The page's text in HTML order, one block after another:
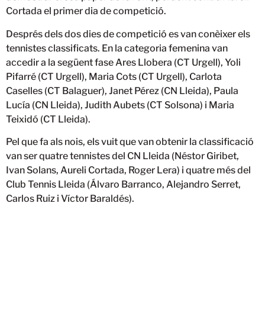
Cortada el primer dia de competició.
Després dels dos dies de competició es van conèixer els
tennistes classificats. En la categoria femenina van
accedir a la següent fase Ares Llobera (CT Urgell), Yoli
Pifarré (CT Urgell), Maria Cots (CT Urgell), Carlota
Caselles (CT Balaguer), Janet Pérez (CN Lleida), Paula
Lucía (CN Lleida), Judith Aubets (CT Solsona) i Maria
Teixidó (CT Lleida).
Pel que fa als nois, els vuit que van obtenir la classificació
van ser quatre tennistes del CN Lleida (Néstor Giribet,
Ivan Solans, Aureli Cortada, Roger Lera) i quatre més del
Club Tennis Lleida (Álvaro Barranco, Alejandro Serret,
Carlos Ruiz i Víctor Baraldés).